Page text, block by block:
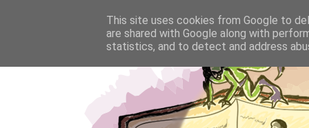
This site uses cookies from Google to
are shared with Google along with
statistics, and to detect and address